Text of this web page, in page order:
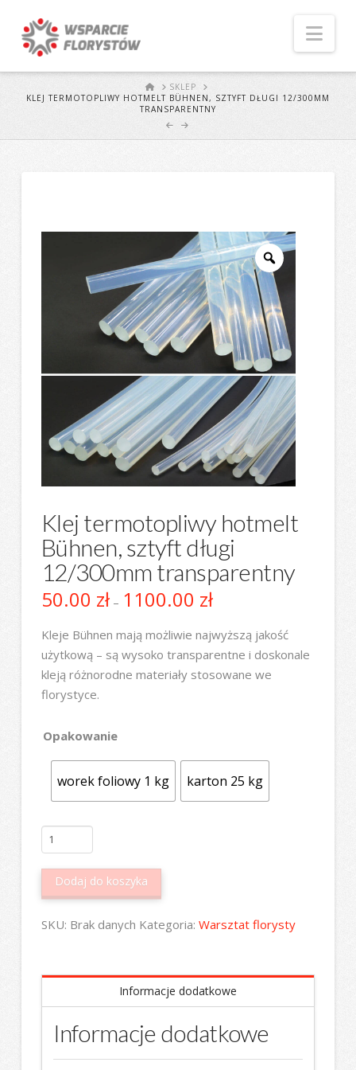
STARTSKLEP
KLEJ TERMOTOPLIWY HOTMELT BÜHNEN, SZTYFT DŁUGI 12/300MM
TRANSPARENTNY
Klej termotopliwy hotmelt
Bühnen, sztyft długi
12/300mm transparentny
50.00 zł – 1100.00 złZakres
50.00 zł
do
1100.00 zł
Kleje Bühnen mają możliwie najwyższą jakość
użytkową – są wysoko transparentne i doskonale
kleją różnorodne materiały stosowane we
florystyce.
Opakowanie
worek foliowy 1 kg karton 25 kg
ilość
Klej
termotopliwy
sztyft
12/300mm
Dodaj do koszyka
SKU: Brak danych Kategoria: Warsztat florysty
Informacje dodatkowe
Informacje dodatkowe